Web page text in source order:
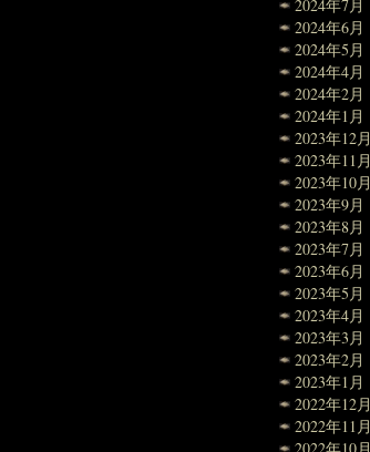
2024年7月
2024年6月
2024年5月
2024年4月
2024年2月
2024年1月
2023年12月
2023年11月
2023年10月
2023年9月
2023年8月
2023年7月
2023年6月
2023年5月
2023年4月
2023年3月
2023年2月
2023年1月
2022年12月
2022年11月